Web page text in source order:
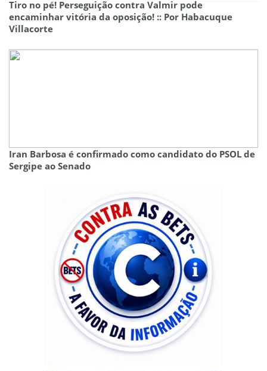
Tiro no pé! Perseguição contra Valmir pode
encaminhar vitória da oposição! :: Por Habacuque
Villacorte
Iran Barbosa é confirmado como candidato do PSOL de
Sergipe ao Senado